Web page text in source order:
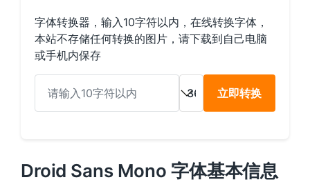
字体转换器，输入10字符以内，在线转换字体，
本站不存储任何转换的图片，请下载到自己电脑
或手机内保存
立即转换
Droid Sans Mono 字体基本信息